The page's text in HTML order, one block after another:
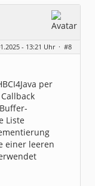
- 13:21 Uhr · #8
per
Liste
einer leeren